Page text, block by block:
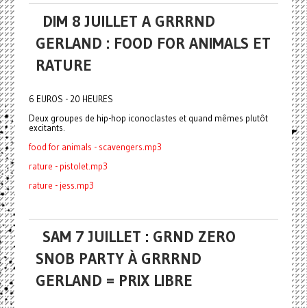
DIM 8 JUILLET A GRRRND
GERLAND : FOOD FOR ANIMALS ET
RATURE
6 EUROS - 20 HEURES
Deux groupes de hip-hop iconoclastes et quand mêmes plutôt
excitants.
food for animals - scavengers.mp3
rature - pistolet.mp3
rature - jess.mp3
SAM 7 JUILLET : GRND ZERO
SNOB PARTY À GRRRND
GERLAND = PRIX LIBRE